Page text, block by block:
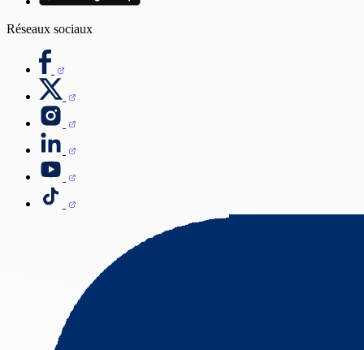
Réseaux sociaux